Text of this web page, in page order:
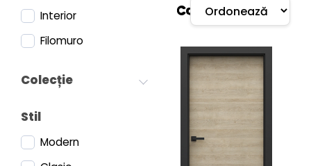
Interior
Filomuro
Colecție
Stil
Modern
Categorie:
Colectie